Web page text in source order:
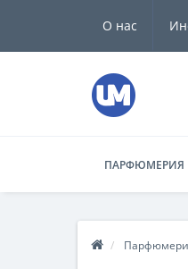
О нас
ПАРФЮМЕРИЯ